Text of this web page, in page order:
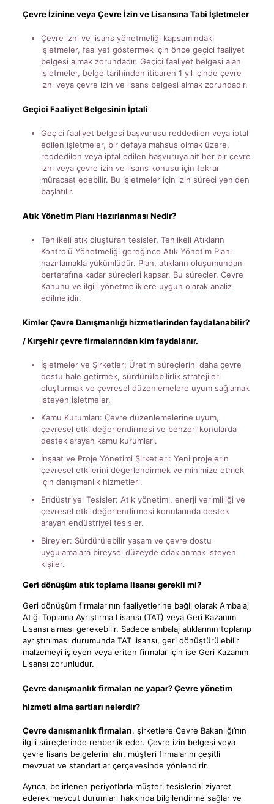
Çevre İzinine veya Çevre İzin ve Lisansına Tabi İşletmeler
Çevre izni ve lisans yönetmeliği kapsamındaki
işletmeler, faaliyet göstermek için önce geçici faaliyet
belgesi almak zorundadır. Geçici faaliyet belgesi alan
işletmeler, belge tarihinden itibaren 1 yıl içinde çevre
izni veya çevre izin ve lisans belgesi almak zorundadır.
Geçici Faaliyet Belgesinin İptali
Geçici faaliyet belgesi başvurusu reddedilen veya iptal
edilen işletmeler, bir defaya mahsus olmak üzere,
reddedilen veya iptal edilen başvuruya ait her bir çevre
izni veya çevre izin ve lisans konusu için tekrar
müracaat edebilir. Bu işletmeler için izin süreci yeniden
başlatılır.
Atık Yönetim Planı Hazırlanması Nedir?
Tehlikeli atık oluşturan tesisler, Tehlikeli Atıkların
Kontrolü Yönetmeliği gereğince Atık Yönetim Planı
hazırlamakla yükümlüdür. Plan, atıkların oluşumundan
bertarafına kadar süreçleri kapsar. Bu süreçler, Çevre
Kanunu ve ilgili yönetmeliklere uygun olarak analiz
edilmelidir.
Kimler Çevre Danışmanlığı hizmetlerinden faydalanabilir?
/ Kırşehir çevre firmalarından kim faydalanır.
İşletmeler ve Şirketler: Üretim süreçlerini daha çevre
dostu hale getirmek, sürdürülebilirlik stratejileri
oluşturmak ve çevresel düzenlemelere uyum sağlamak
isteyen işletmeler.
Kamu Kurumları: Çevre düzenlemelerine uyum,
çevresel etki değerlendirmesi ve benzeri konularda
destek arayan kamu kurumları.
İnşaat ve Proje Yönetimi Şirketleri: Yeni projelerin
çevresel etkilerini değerlendirmek ve minimize etmek
için danışmanlık hizmetleri.
Endüstriyel Tesisler: Atık yönetimi, enerji verimliliği ve
çevresel etki değerlendirmesi konularında destek
arayan endüstriyel tesisler.
Bireyler: Sürdürülebilir yaşam ve çevre dostu
uygulamalara bireysel düzeyde odaklanmak isteyen
kişiler.
Geri dönüşüm atık toplama lisansı gerekli mi?
Geri dönüşüm firmalarının faaliyetlerine bağlı olarak Ambalaj
Atığı Toplama Ayrıştırma Lisansı (TAT) veya Geri Kazanım
Lisansı alması gerekebilir. Sadece ambalaj atıklarının toplanıp
ayrıştırılması durumunda TAT lisansı, geri dönüştürülebilir
malzemeyi işleyen veya eriten firmalar için ise Geri Kazanım
Lisansı zorunludur.
Çevre danışmanlık firmaları ne yapar? Çevre yönetim
hizmeti alma şartları nelerdir?
Çevre danışmanlık firmaları, şirketlere Çevre Bakanlığı’nın
ilgili süreçlerinde rehberlik eder. Çevre izin belgesi veya
çevre lisans belgelerini alır, müşteri firmalarını çeşitli
mevzuat ve standartlar çerçevesinde yönlendirir.
Ayrıca, belirlenen periyotlarla müşteri tesislerini ziyaret
ederek mevcut durumları hakkında bilgilendirme sağlar ve